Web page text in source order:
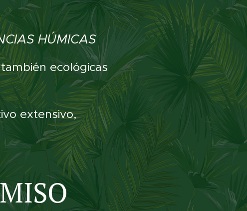
HÚMICAS
ecológicas
extensivo,